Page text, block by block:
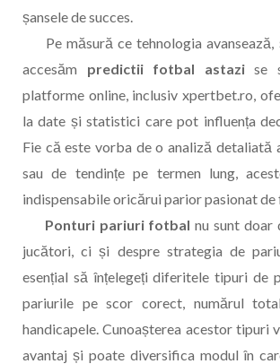
șansele de succes.
Pe măsură ce tehnologia avansează,
accesăm predictii fotbal astazise
platforme online, inclusiv xpertbet.ro,
la date și statistici care pot influența
Fie că este vorba de o analiză detaliată
sau de tendințe pe termen lung,
indispensabile oricărui parior pasionat
Ponturi pariuri fotbal nu sunt doar
jucători, ci și despre strategia de
esențial să înțelegeți diferitele tipuri de
pariurile pe scor corect, numărul
handicapele. Cunoașterea acestor tipuri
avantaj și poate diversifica modul în